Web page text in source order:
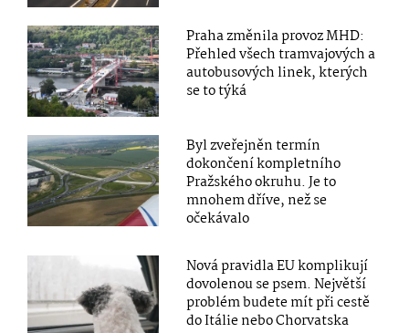
Praha změnila provoz MHD:
Přehled všech tramvajových a
autobusových linek, kterých
se to týká
Byl zveřejněn termín
dokončení kompletního
Pražského okruhu. Je to
mnohem dříve, než se
očekávalo
Nová pravidla EU komplikují
dovolenou se psem. Největší
problém budete mít při cestě
do Itálie nebo Chorvatska